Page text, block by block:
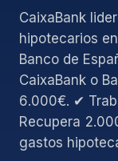
CaixaBank
hipotecarios
Banco de
CaixaBank o
6.000€. ✔
Recupera
gastos